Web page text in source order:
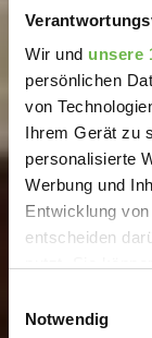
Wir und unsere
persönlichen
von
Ihrem Gerät zu
personalisierte
Werbung und
Entwicklung
entscheiden
Trigger Symbol
Notwendig